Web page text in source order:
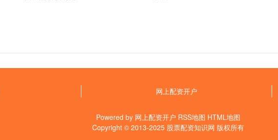
网上配资开户
Powered by 网上配资开户 RSS地图 HTML地图
Copyright © 2013-2025 股票配资知识网 版权所有